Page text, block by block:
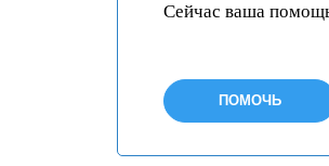
Сейчас ваша
ПОМОЧЬ